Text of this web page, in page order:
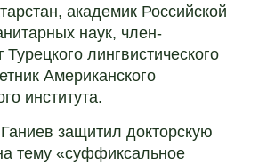
академик Российской
наук, член-
лингвистического
Американского
института.
защитил докторскую
тему «суффиксальное